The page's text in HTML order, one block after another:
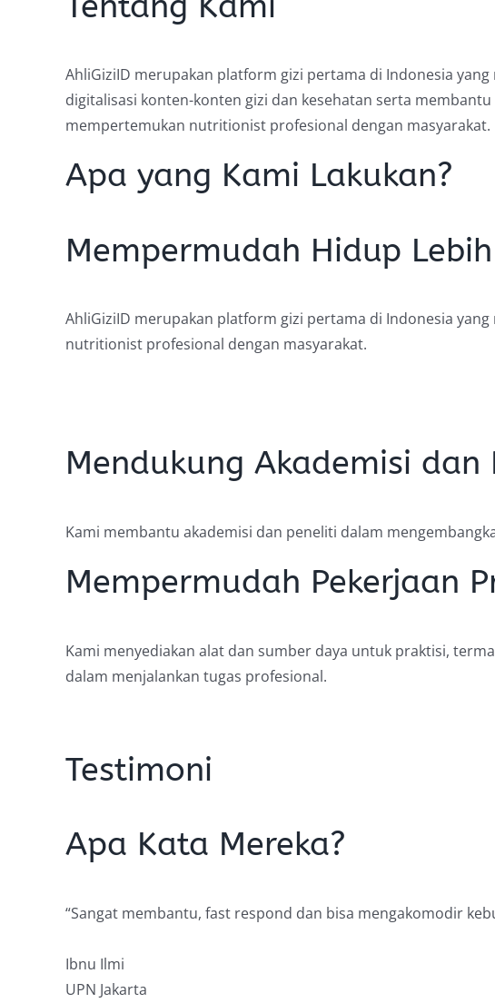
AhliGiziID merupakan platform gizi pertama di Indonesia yang
digitalisasi konten-konten gizi dan kesehatan serta membantu
mempertemukan nutritionist profesional dengan masyarakat.
Apa yang Kami Lakukan?
Mempermudah Hidup
AhliGiziID merupakan platform gizi pertama di Indonesia
nutritionist profesional dengan masyarakat.
Mendukung Akademisi dan
Kami membantu akademisi dan peneliti dalam
Mempermudah Pekerjaan
Kami menyediakan alat dan sumber daya untuk praktisi,
dalam menjalankan tugas profesional.
Testimoni
Apa Kata Mereka?
“Sangat membantu, fast respond dan bisa mengakomodir
Ibnu Ilmi
UPN Jakarta